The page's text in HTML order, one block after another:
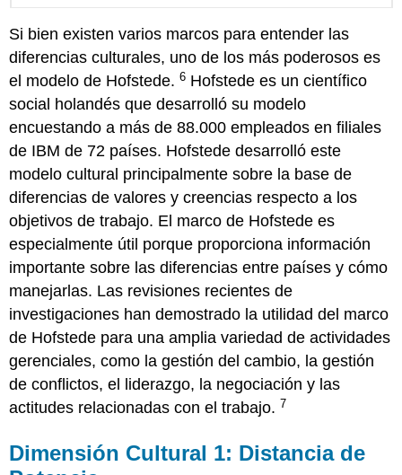
Si bien existen varios marcos para entender las
diferencias culturales, uno de los más poderosos es
el modelo de Hofstede.6 Hofstede es un científico
social holandés que desarrolló su modelo
encuestando a más de 88.000 empleados en filiales
de IBM de 72 países. Hofstede desarrolló este
modelo cultural principalmente sobre la base de
diferencias de valores y creencias respecto a los
objetivos de trabajo. El marco de Hofstede es
especialmente útil porque proporciona información
importante sobre las diferencias entre países y cómo
manejarlas. Las revisiones recientes de
investigaciones han demostrado la utilidad del marco
de Hofstede para una amplia variedad de actividades
gerenciales, como la gestión del cambio, la gestión
de conflictos, el liderazgo, la negociación y las
actitudes relacionadas con el trabajo. 7
Dimensión Cultural 1: Distancia de